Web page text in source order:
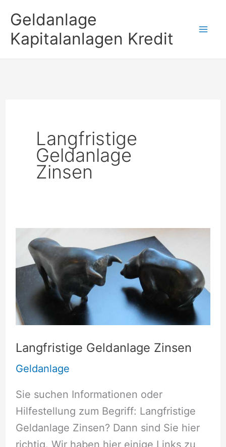
Inhalt
springen
Geldanlage
Kapitalanlagen Kredit
Langfristige
Geldanlage
Zinsen
Langfristige Geldanlage Zinsen
Geldanlage
Sie suchen Informationen oder
Hilfestellung zum Begriff: Langfristige
Geldanlage Zinsen? Dann sind Sie hier
richtig. Wir haben hier einige Links zu